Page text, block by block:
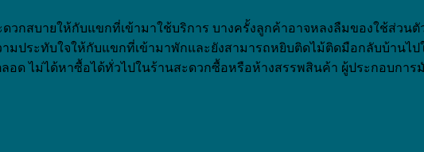
วกสบายให้กับแขกที่เข้ามาใช้บริการ บางครั้งลูกค้าอาจหลงลืมของใช้ส่วน
มประทับใจให้กับแขกที่เข้ามาพักและยังสามารถหยิบติดไม้ติดมือกลับบ้านไ
ด ไม่ได้หาซื้อได้ทั่วไปในร้านสะดวกซื้อหรือห้างสรรพสินค้า ผู้ประกอบการ